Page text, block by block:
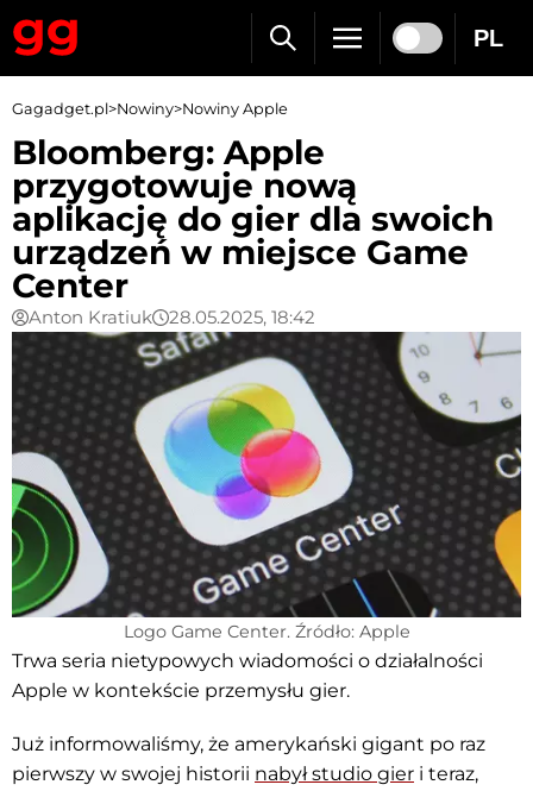
PL
Gagadget.pl>Nowiny>Nowiny Apple
Bloomberg: Apple
przygotowuje nową
aplikację do gier dla swoich
urządzeń w miejsce Game
Center
Anton Kratiuk 28.05.2025, 18:42
Logo Game Center. Źródło: Apple
Trwa seria nietypowych wiadomości o działalności
Apple w kontekście przemysłu gier.
Już informowaliśmy, że amerykański gigant po raz
pierwszy w swojej historii nabył studio gier i teraz,